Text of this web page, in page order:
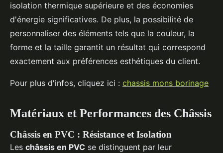
isolation thermique supérieure et des économies
d'énergie significatives. De plus, la possibilité de
personnaliser des éléments tels que la couleur, la
forme et la taille garantit un résultat qui correspond
exactement aux préférences esthétiques du client.
Pour plus d'infos, cliquez ici : chassis mons borinage
Matériaux et Performances des Châssis
Châssis en PVC : Résistance et Isolation
Les châssis en PVC se distinguent par leur